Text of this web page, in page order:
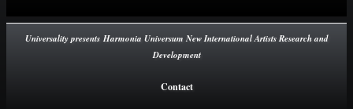
Universality presents Harmonia Universum New International Artists Research and
Development
Contact